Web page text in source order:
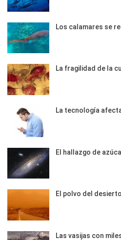
Los calamares se
La fragilidad de la
La tecnología
El hallazgo de
El polvo del
Las vasijas con